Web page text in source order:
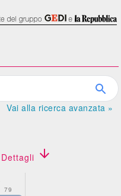
Vai alla ricerca avanzata »
Dettagli 
79